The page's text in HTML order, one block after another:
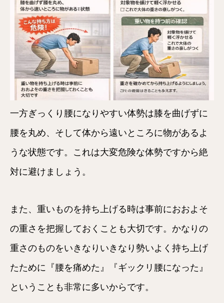
一方ぎっくり腰になりやすい体勢は膝を曲げずに
腰を丸め、そして体から遠いところに物があるよ
うな状態です。これは大変危険な体勢ですから絶
対に避けましょう。
また、重いものを持ち上げる時は事前におおよそ
の重さを把握しておくことも大切です。かなりの
重さのものをいきなりいきなり勢いよく持ち上げ
たために『腰を痛めた』『ギックリ腰になった』
ということも非常に多いからです。